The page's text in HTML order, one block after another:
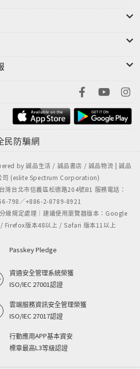
民防騙網
by 誠品生活 / 誠品書店 / 誠品物流 | 誠品
司 (eslite Spectrum Corporation)
灣台北市信義區松德路204號B1 服務電話：
798／+886-2-8789-8921
級規定處理｜建議使用瀏覽器版本：Google
Firefox版本48以上 / Safari 版本11以上
Passkey Pledge
資通安全管理系統榮獲
ISO/IEC 27001認證
雲端服務資訊安全管理榮獲
ISO/IEC 27017認證
行動應用APP基本資安
標章最高L3等級認證